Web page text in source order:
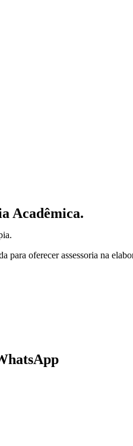
Acadêmica.
para oferecer assessoria na